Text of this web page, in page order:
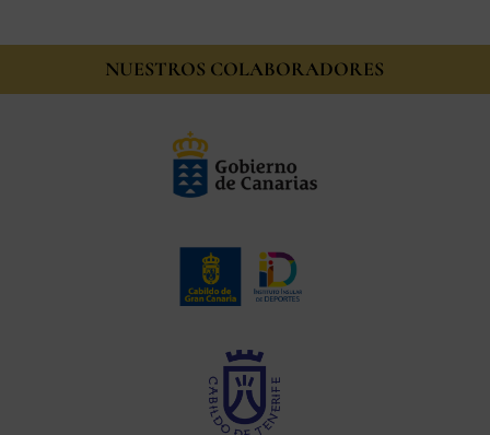
NUESTROS COLABORADORES